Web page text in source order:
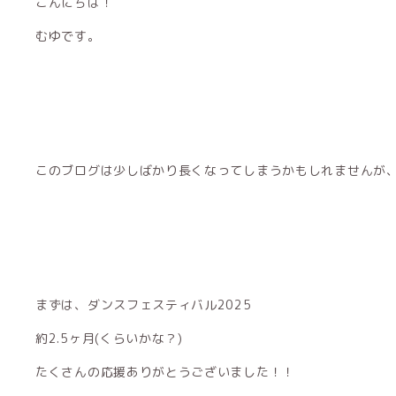
むゆです。
このブログは少しばかり長くなってしまうかもしれませんが
まずは、ダンスフェスティバル2025
約2.5ヶ月(くらいかな？)
たくさんの応援ありがとうございました！！